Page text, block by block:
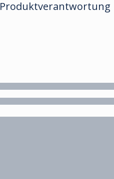
Produktverantwortung